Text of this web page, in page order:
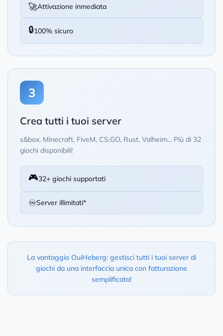
🚀Attivazione inmediata
🔒100% sicuro
3
Crea tutti i tuoi server
s&box, Minecraft, FiveM, CS:GO, Rust, Valheim... Più di 32
giochi disponibili!
🎮32+ giochi supportati
♾️Server illimitati*
La vantaggio OuiHeberg: gestisci tutti i tuoi server di
giochi da una interfaccia unica con fatturazione
semplificata!